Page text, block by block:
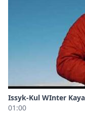
Issyk-Kul WInter
01:00